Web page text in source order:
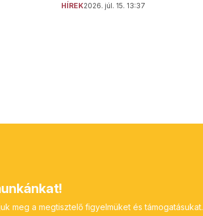
HÍREK2026. júl. 15. 13:37
meg a megtisztelő figyelmüket és támogatásukat.